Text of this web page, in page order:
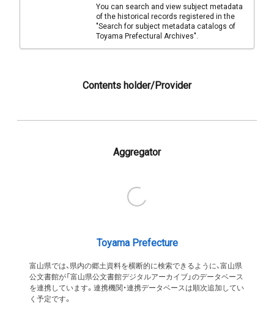
You can search and view subject metadata
of the historical records registered in the
"Search for subject metadata catalogs of
Toyama Prefectural Archives".
Contents holder/Provider
Aggregator
Toyama Prefecture
富山県では、県内の郷土資料を横断的に検索できるように、富山県
公文書館が「富山県公文書館デジタルアーカイブ」のデータベース
を連携しています。連携機関・連携データベースは順次追加してい
く予定です。